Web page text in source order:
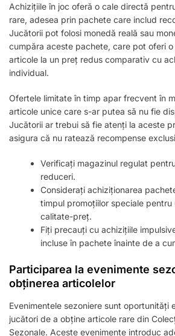
Achizițiile în joc oferă o cale directă
rare, adesea prin pachete care includ
Jucătorii pot folosi monedă reală sau
cumpăra aceste pachete, care pot oferi
articole la un preț redus comparativ cu
individual.
Ofertele limitate în timp apar frecvent în
articole unice care s-ar putea să nu fie
Jucătorii ar trebui să fie atenți la aceste
asigura că nu ratează recompense
Verificați magazinul regulat
reduceri.
Considerați achiziționarea
timpul promoțiilor speciale
calitate-preț.
Fiți precauți cu achizițiile
incluse în pachete înainte de a
Participarea la evenimente
obținerea articolelor
Evenimentele sezoniere sunt oportunități
jucători de a obține articole rare din
Sezonale. Aceste evenimente introduc